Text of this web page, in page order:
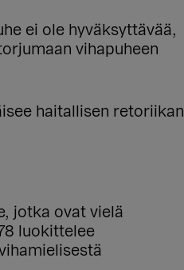
ei ole hyväksyttävää,
vihapuheen
haitallisen retoriikan
jotka ovat vielä
luokittelee